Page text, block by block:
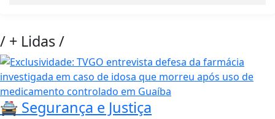
/ + Lidas/
🚔 Segurança e Justiça